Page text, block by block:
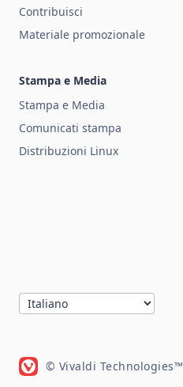
Contribuisci
Materiale promozionale
Stampa e Media
Stampa e Media
Comunicati stampa
Distribuzioni Linux
© Vivaldi Technologies™